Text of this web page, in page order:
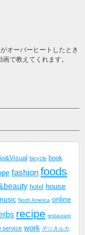
オーバーヒートしたとき
で教えてくれます。
bicycle book
fashion foods
hotel house
North America online
recipe restaurant
service work デジタルカ